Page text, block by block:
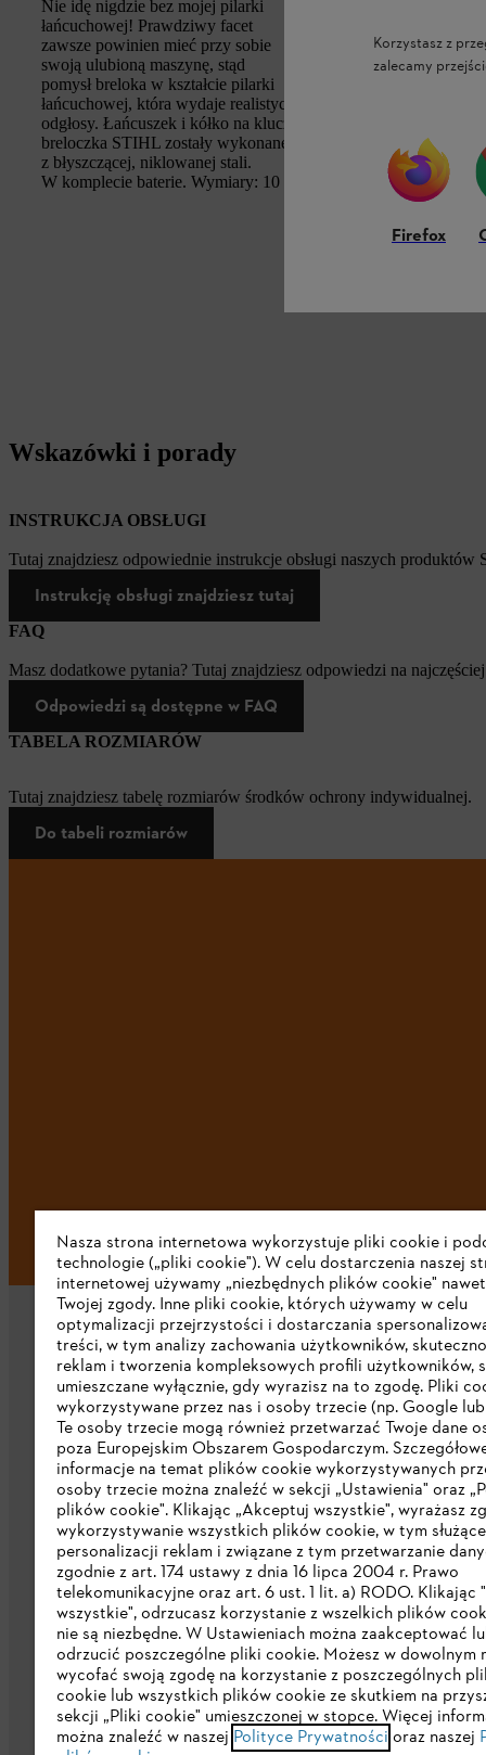
Nie idę nigdzie bez mojej pilarki
łańcuchowej! Prawdziwy facet
zawsze powinien mieć przy sobie
swoją ulubioną maszynę, stąd
pomysł breloka w kształcie pilarki
łańcuchowej, która wydaje realistyczne
odgłosy. Łańcuszek i kółko na klucze
breloczka STIHL zostały wykonane
z błyszczącej, niklowanej stali.
W komplecie baterie. Wymiary: 10 cm, baterie: 2 x 1.5 V LR44
Wskazówki i porady
INSTRUKCJA OBSŁUGI
Tutaj znajdziesz odpowiednie instrukcje obsługi naszych produktów
Instrukcję obsługi znajdziesz tutaj
FAQ
Masz dodatkowe pytania? Tutaj znajdziesz odpowiedzi na
Odpowiedzi są dostępne w FAQ
TABELA ROZMIARÓW
Tutaj znajdziesz tabelę rozmiarów środków ochrony indywidualnej.
Do tabeli rozmiarów
Firma
O nas
Pobierz katalog
STIHL Integrity Line
Polityka prywatności Wskazówki
Korzystasz z
zalecamy
Firefox
Nasza strona internetowa wykorzystuje pliki cookie i
technologie („pliki cookie"). W celu dostarczenia naszej
internetowej używamy „niezbędnych plików cookie"
Twojej zgody. Inne pliki cookie, których używamy w celu
optymalizacji przejrzystości i dostarczania
treści, w tym analizy zachowania użytkowników,
reklam i tworzenia kompleksowych profili użytkowników,
umieszczane wyłącznie, gdy wyrazisz na to zgodę. Pliki
wykorzystywane przez nas i osoby trzecie (np. Google lub
Te osoby trzecie mogą również przetwarzać Twoje dane
poza Europejskim Obszarem Gospodarczym.
informacje na temat plików cookie wykorzystywanych
osoby trzecie można znaleźć w sekcji „Ustawienia" oraz
plików cookie". Klikając „Akceptuj wszystkie", wyrażasz
wykorzystywanie wszystkich plików cookie, w tym
personalizacji reklam i związane z tym przetwarzanie
zgodnie z art. 174 ustawy z dnia 16 lipca 2004 r. Prawo
telekomunikacyjne oraz art. 6 ust. 1 lit. a) RODO. Klikając
wszystkie", odrzucasz korzystanie z wszelkich plików
nie są niezbędne. W Ustawieniach można zaakceptować
odrzucić poszczególne pliki cookie. Możesz w dowolnym
wycofać swoją zgodę na korzystanie z poszczególnych
cookie lub wszystkich plików cookie ze skutkiem na
sekcji „Pliki cookie" umieszczonej w stopce. Więcej
można znaleźć w naszej Polityce Prywatności oraz naszej